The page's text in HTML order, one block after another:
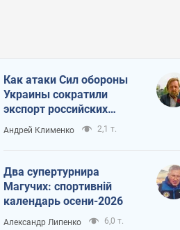
Как атаки Сил обороны
Украины сократили
экспорт российских
нефтепродуктов
Андрей Клименко 2,1 т.
Два супертурнира
Магучих: спортивній
календарь осени-2026
Александр Липенко 6,0 т.